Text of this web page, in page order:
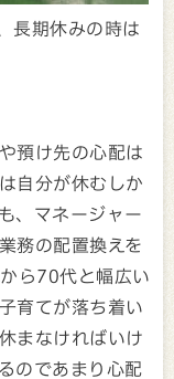
長期休みの時は
預け先の心配は
自分が休むしか
、マネージャー
務の配置換えを
ら70代と幅広い
育てが落ち着い
まなければいけ
のであまり心配